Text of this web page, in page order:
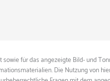
für das angezeigte Bild- und
Die Nutzung von